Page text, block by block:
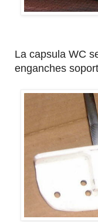
La capsula WC
enganches